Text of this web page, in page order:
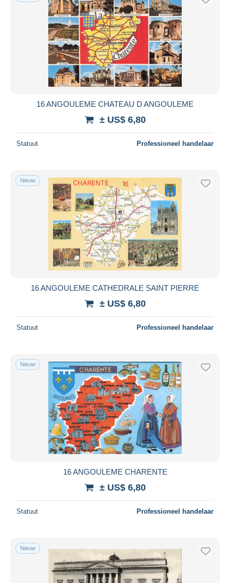
16 ANGOULEME CHATEAU D ANGOULEME
± US$ 6,80
Statuut Professioneel handelaar
Nieuw
16 ANGOULEME CATHEDRALE SAINT PIERRE
± US$ 6,80
Statuut Professioneel handelaar
Nieuw
16 ANGOULEME CHARENTE
± US$ 6,80
Statuut Professioneel handelaar
Nieuw